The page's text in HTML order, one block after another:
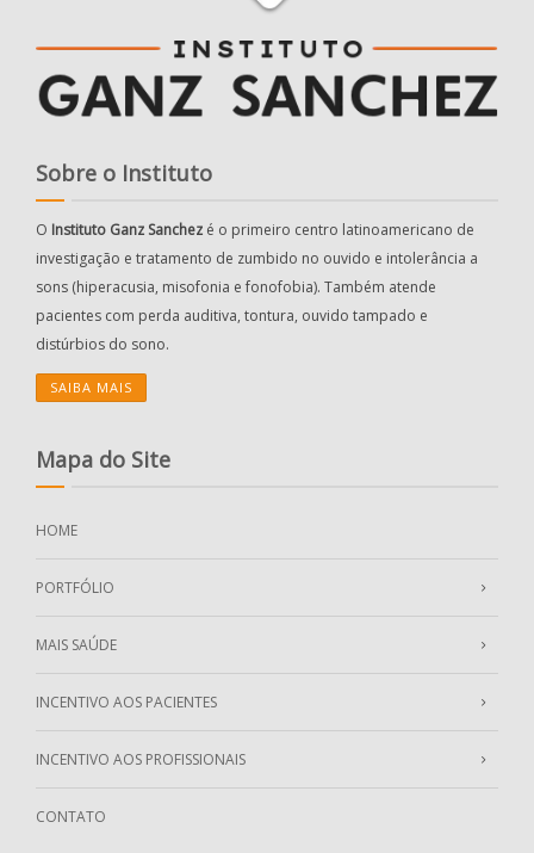
Sobre o Instituto
O Instituto Ganz Sanchez é o primeiro centro latinoamericano de
investigação e tratamento de zumbido no ouvido e intolerância a
sons (hiperacusia, misofonia e fonofobia). Também atende
pacientes com perda auditiva, tontura, ouvido tampado e
distúrbios do sono.
SAIBA MAIS
Mapa do Site
HOME
PORTFÓLIO
MAIS SAÚDE
INCENTIVO AOS PACIENTES
INCENTIVO AOS PROFISSIONAIS
CONTATO